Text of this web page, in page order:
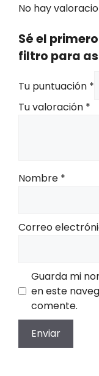
No hay
Sé el
filtro para
Tu puntuación *
Tu valoración *
Nombre *
Correo
Guarda mi
en este
comente.